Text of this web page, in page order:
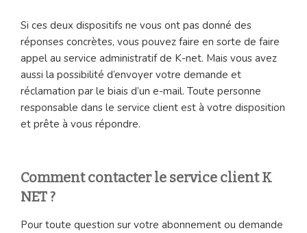
Si ces deux dispositifs ne vous ont pas donné des
réponses concrètes, vous pouvez faire en sorte de faire
appel au service administratif de K-net. Mais vous avez
aussi la possibilité d’envoyer votre demande et
réclamation par le biais d’un e-mail. Toute personne
responsable dans le service client est à votre disposition
et prête à vous répondre.
Comment contacter le service client K
NET ?
Pour toute question sur votre abonnement ou demande